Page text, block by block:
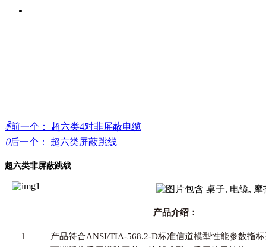
ꄴ前一个：
超六类4对非屏蔽电缆
ꄲ后一个： 超六类屏蔽跳线
超六类非屏蔽跳线
产品介绍：
l
产品符合ANSI/TIA-568.2-D标准信道模型性能参数指